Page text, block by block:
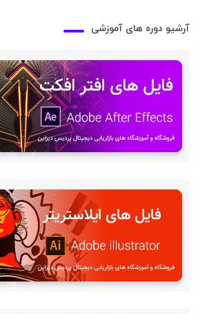
آرشیو دوره های آموزشی